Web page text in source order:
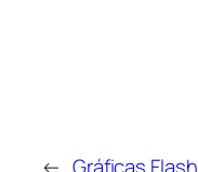
← Gráficas Flash